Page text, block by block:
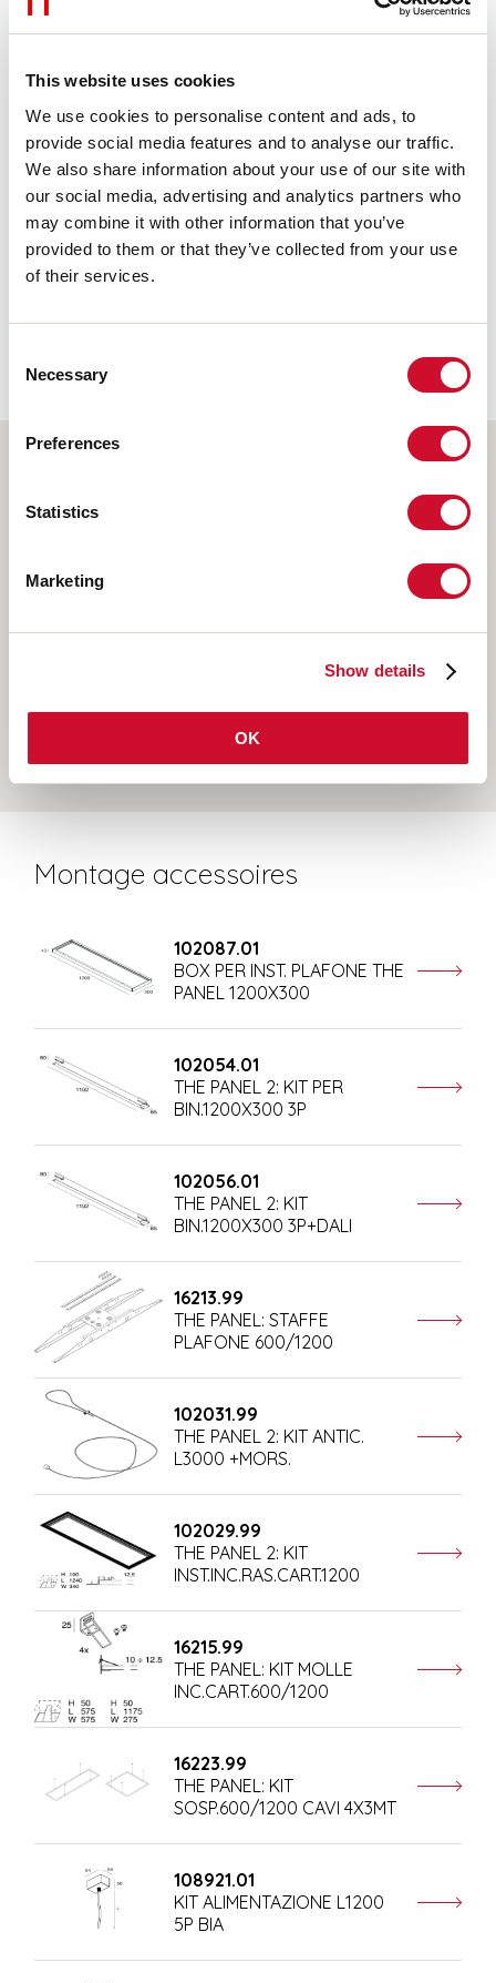
This website uses cookies
We use cookies to personalise content and ads, to
provide social media features and to analyse our traffic.
We also share information about your use of our site with
our social media, advertising and analytics partners who
may combine it with other information that you’ve
provided to them or that they’ve collected from your use
of their services.
Selection
Necessary
Preferences
Statistics
Marketing
Show details
OK
Conformiteit
CEI EN 60598-1:2021 + A11:2023, CEI EN 60598-2-1:2022, CEI
EN 60598-2-2:2012
Fotobiologisch risico
RISICOGROEP 0
overeenstemming met de normen CEI EN 62471:2010-01, IEC TR
Selecteer uw product
Montage accessoires
102087.01
BOX PER INST. PLAFONE THE
PANEL 1200X300
102054.01
THE PANEL 2: KIT PER
BIN.1200X300 3P
102056.01
THE PANEL 2: KIT
BIN.1200X300 3P+DALI
16213.99
THE PANEL: STAFFE
PLAFONE 600/1200
102031.99
THE PANEL 2: KIT ANTIC.
L3000 +MORS.
102029.99
THE PANEL 2: KIT
INST.INC.RAS.CART.1200
16215.99
THE PANEL: KIT MOLLE
INC.CART.600/1200
16223.99
THE PANEL: KIT
SOSP.600/1200 CAVI 4X3MT
108921.01
KIT ALIMENTAZIONE L1200
5P BIA